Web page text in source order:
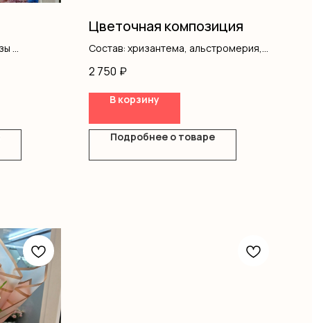
Цветочная композиция
Состав: хризантема, альстромерия,
коробка
2 750 ₽
В корзину
Подробнее о товаре